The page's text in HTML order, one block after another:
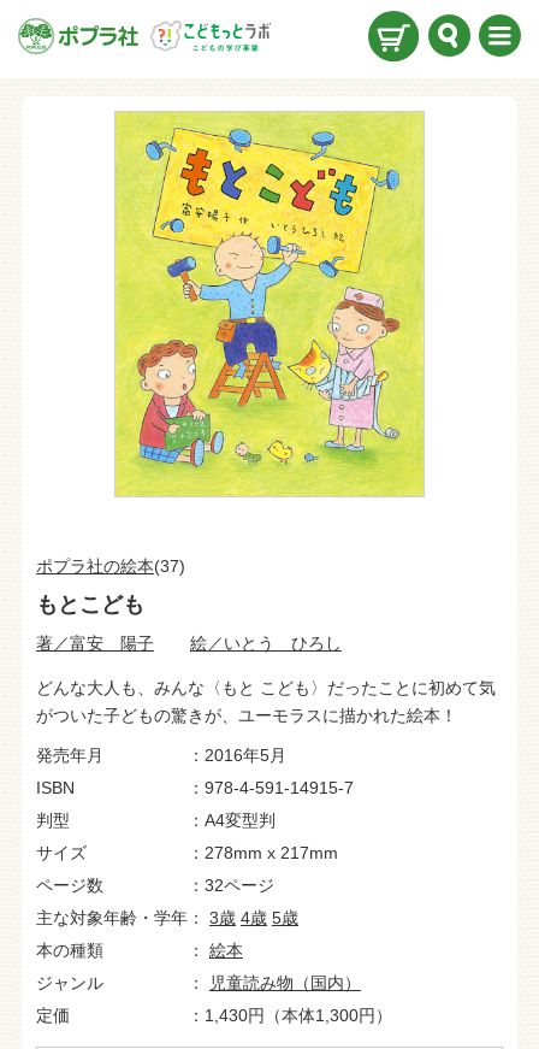
ポプラ社の絵本(37)
もとこども
著／富安 陽子 絵／いとう ひろし
どんな大人も、みんな〈もと こども〉だったことに初めて気
がついた子どもの驚きが、ユーモラスに描かれた絵本！
発売年月
2016年5月
ISBN
978-4-591-14915-7
判型
A4変型判
サイズ
278mm x 217mm
ページ数
32ページ
主な対象年齢・学年
3歳 4歳 5歳
本の種類
絵本
ジャンル
児童読み物（国内）
定価
1,430円（本体1,300円）